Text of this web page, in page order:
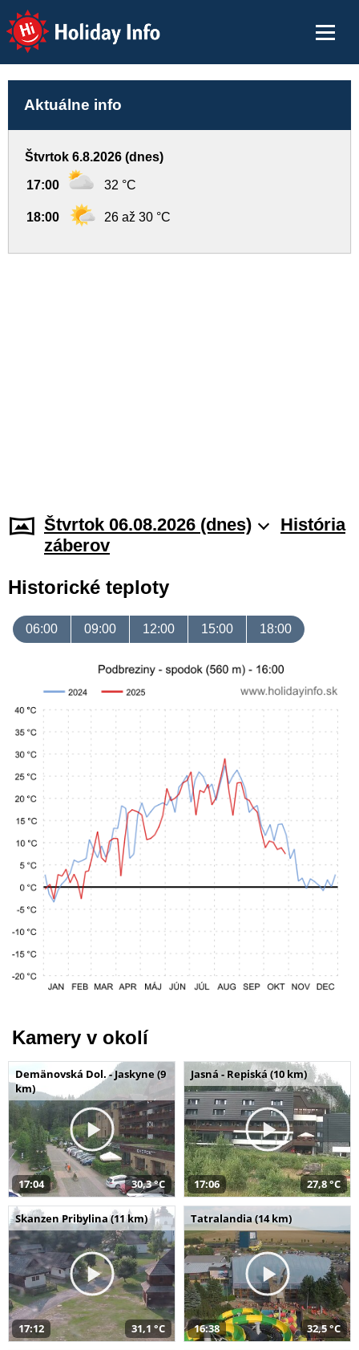
Holiday Info
Aktuálne info
Štvrtok 6.8.2026 (dnes)
17:00 32 °C
18:00 26 až 30 °C
Štvrtok 06.08.2026 (dnes)
História
záberov
Historické teploty
06:00 09:00 12:00 15:00 18:00
Kamery v okolí
Demänovská Dol. - Jaskyne (9
km)
17:04 30,3 °C
Jasná - Repiská (10 km)
17:06 27,8 °C
Skanzen Pribylina (11 km)
17:12 31,1 °C
Tatralandia (14 km)
16:38 32,5 °C